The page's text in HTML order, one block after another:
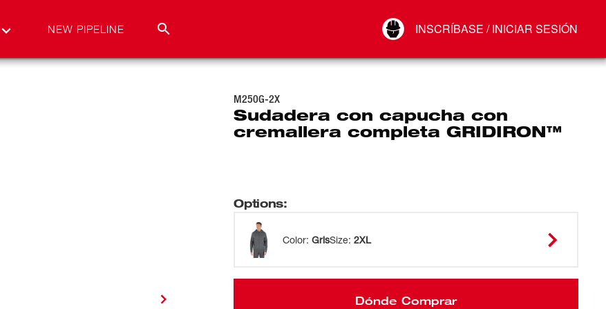
NEW PIPELINE INSCRÍBASE / INICIAR SESIÓN
Conectar
M250G-2X
Sudadera con capucha con
cremallera completa GRIDIRON™
Options:
Color: GrisSize: 2XL
Dónde Comprar